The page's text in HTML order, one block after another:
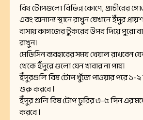
বিষ টোপগুলো বিভিন্ন কোণে, প্রাচীরের
এবং অন্যান্য স্থানে রাখুন যেখানে ইঁদুর
বাসায় কাগজের টুকরের উপর দিয়ে পুরো
রাখুন।
মেডিসিন ব্যবহারের সময় খেয়াল রাখবেন
থেকে ইঁদুরে গুলো যেন খাবার না পায়।
ইঁদুরগুলি বিষ টোপ খুঁজে পাওয়ার পরে ১-২
শুরু করবে ।
ইঁদুর গুলি বিষ টোপ চুরির ৩-৫ দিন এর
করবে ।